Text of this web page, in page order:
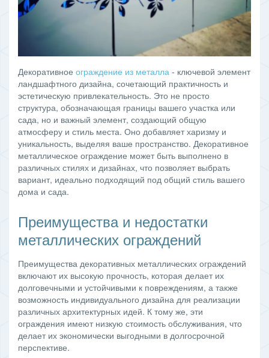
Декоративное ограждение из металла - ключевой элемент
ландшафтного дизайна, сочетающий практичность и
эстетическую привлекательность. Это не просто
структура, обозначающая границы вашего участка или
сада, но и важный элемент, создающий общую
атмосферу и стиль места. Оно добавляет харизму и
уникальность, выделяя ваше пространство. Декоративное
металлическое ограждение может быть выполнено в
различных стилях и дизайнах, что позволяет выбрать
вариант, идеально подходящий под общий стиль вашего
дома и сада.
Преимущества и недостатки
металлических ограждений
Преимущества декоративных металлических ограждений
включают их высокую прочность, которая делает их
долговечными и устойчивыми к повреждениям, а также
возможность индивидуального дизайна для реализации
различных архитектурных идей. К тому же, эти
ограждения имеют низкую стоимость обслуживания, что
делает их экономически выгодными в долгосрочной
перспективе.